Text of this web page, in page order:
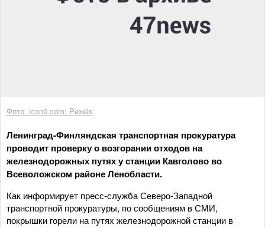
Фото: icon0.com: Pexels
Ленинград-Финляндская транспортная прокуратура
проводит проверку о возгорании отходов на
железнодорожных путях у станции Кавголово во
Всеволожском районе Ленобласти.
Как информирует пресс-служба Северо-Западной
транспортной прокуратуры, по сообщениям в СМИ,
покрышки горели на путях железнодорожной станции в